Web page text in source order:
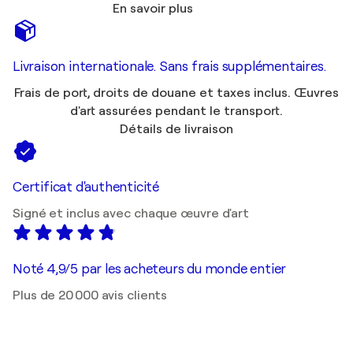
En savoir plus
Livraison internationale. Sans frais supplémentaires.
Frais de port, droits de douane et taxes inclus. Œuvres
d'art assurées pendant le transport.
Détails de livraison
Certificat d'authenticité
Signé et inclus avec chaque œuvre d'art
Noté 4,9/5 par les acheteurs du monde entier
Plus de 20 000 avis clients